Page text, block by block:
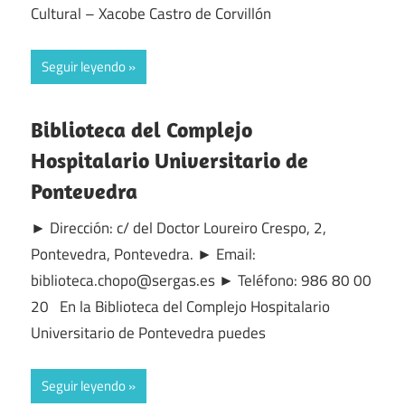
Cultural – Xacobe Castro de Corvillón
Seguir leyendo
Biblioteca del Complejo
Hospitalario Universitario de
Pontevedra
► Dirección: c/ del Doctor Loureiro Crespo, 2,
Pontevedra, Pontevedra. ► Email:
biblioteca.chopo@sergas.es ► Teléfono: 986 80 00
20 En la Biblioteca del Complejo Hospitalario
Universitario de Pontevedra puedes
Seguir leyendo